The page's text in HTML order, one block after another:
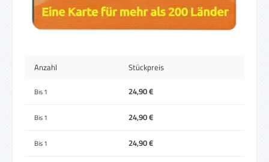
Anzahl Stückpreis
Bis1 24,90 €
Bis1 24,90 €
Bis1 24,90 €